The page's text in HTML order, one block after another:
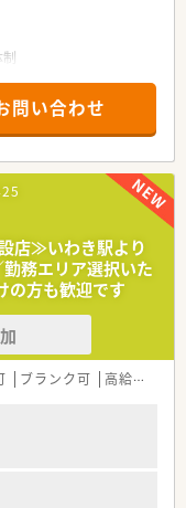
域で長く安心して働き
したい方
応をしたい人
により日数変動あり）
OK
200店舗近くの調剤薬局
健康食品事業・ジム運営
の状況に応じて選択が可
に低く幅広い年齢の方
問い合わせ
店≫いわき駅より
務エリア選択いた
の方も歓迎です
ブランク可 高給与(600万円以上)